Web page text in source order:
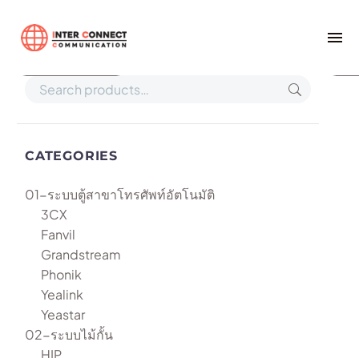
Home
CATEGORIES
01-ระบบตู้สาขาโทรศัพท์อัตโนมัติ
3CX
Fanvil
Grandstream
Phonik
Yealink
Yeastar
02-ระบบไม้กั้น
HIP